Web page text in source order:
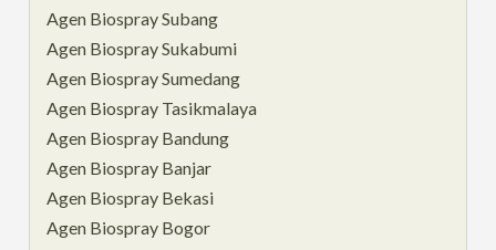
Agen Biospray Subang
Agen Biospray Sukabumi
Agen Biospray Sumedang
Agen Biospray Tasikmalaya
Agen Biospray Bandung
Agen Biospray Banjar
Agen Biospray Bekasi
Agen Biospray Bogor